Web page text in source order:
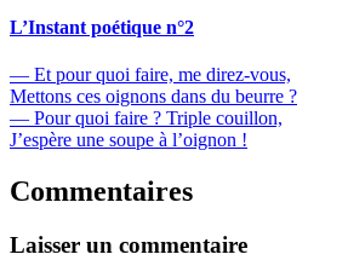
L’Instant poétique n°2
— Et pour quoi faire, me direz-vous,
Mettons ces oignons dans du beurre ?
— Pour quoi faire ? Triple couillon,
J’espère une soupe à l’oignon !
Commentaires
Laisser un commentaire